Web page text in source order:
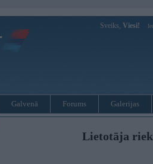
Sveiks, Viesi!
Galvenā Forums Galerijas
Lietotāja